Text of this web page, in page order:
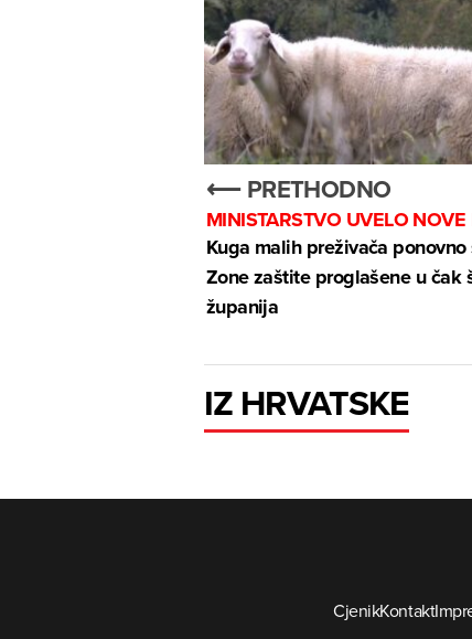
⟵ PRETHODNO
MINISTARSTVO UVELO NOVE
Kuga malih preživača ponovno
Zone zaštite proglašene u čak
županija
IZ HRVATSKE
CjenikKontakt